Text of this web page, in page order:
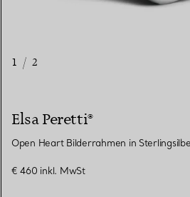
1 / 2
Elsa Peretti®
Open Heart Bilderrahmen in
€ 460 inkl. MwSt